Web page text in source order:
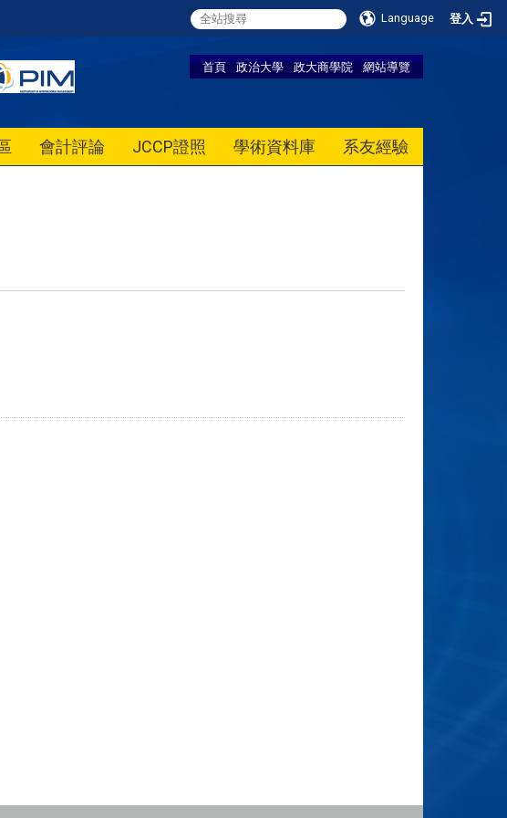
Language 登入
首頁 政治大學 政大商學院 網站導覽
會計評論 JCCP證照 學術資料庫 系友經驗